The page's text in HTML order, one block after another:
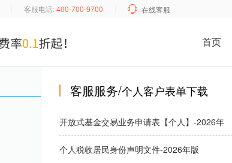
客服电话:400-700-9700  在线客服
首页
客服服务/个人客户表单下载
开放式基金交易业务申请表【个人】-2026年
个人税收居民身份声明文件-2026年版